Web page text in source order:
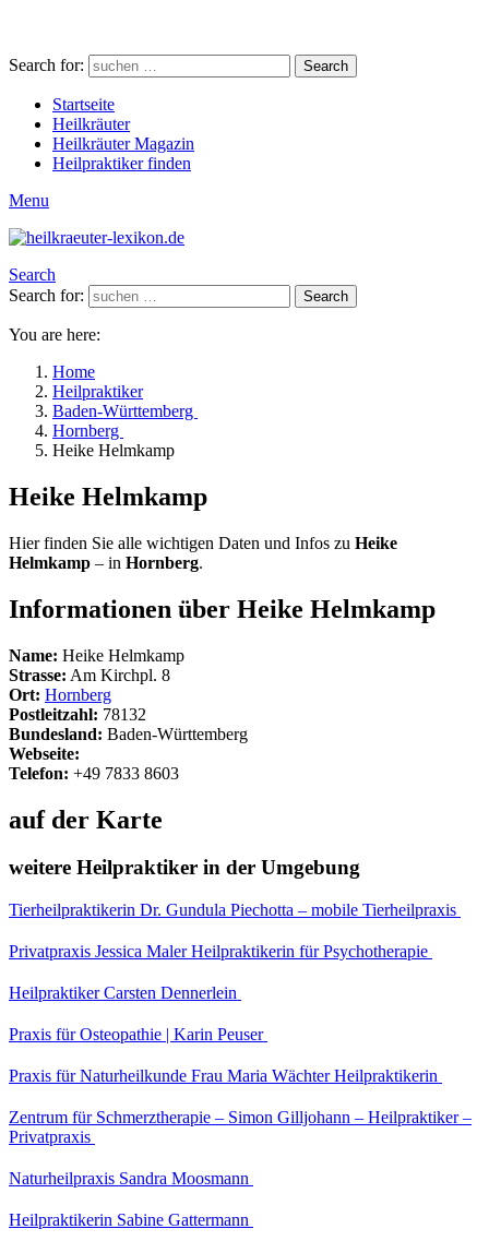
Search for: Search
Startseite
Heilkräuter
Heilkräuter Magazin
Heilpraktiker finden
Menu
Search
Search for:
Search
You are here:
Home
Heilpraktiker
Baden-Württemberg
Hornberg
Heike Helmkamp
Heike Helmkamp
Hier finden Sie alle wichtigen Daten und Infos zu Heike
Helmkamp – in Hornberg.
Informationen über Heike Helmkamp
Name: Heike Helmkamp
Strasse: Am Kirchpl. 8
Ort: Hornberg
Postleitzahl: 78132
Bundesland: Baden-Württemberg
Webseite:
Telefon: +49 7833 8603
auf der Karte
weitere Heilpraktiker in der Umgebung
Tierheilpraktikerin Dr. Gundula Piechotta – mobile Tierheilpraxis
Privatpraxis Jessica Maler Heilpraktikerin für Psychotherapie
Heilpraktiker Carsten Dennerlein
Praxis für Osteopathie | Karin Peuser
Praxis für Naturheilkunde Frau Maria Wächter Heilpraktikerin
Zentrum für Schmerztherapie – Simon Gilljohann – Heilpraktiker –
Privatpraxis
Naturheilpraxis Sandra Moosmann
Heilpraktikerin Sabine Gattermann